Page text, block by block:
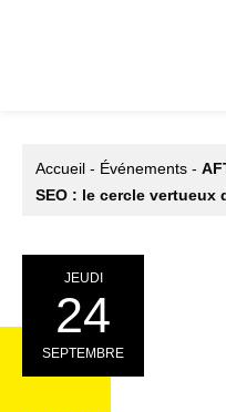
Accueil - Événements -
SEO : le cercle vertueux
JEUDI
24
SEPTEMBRE